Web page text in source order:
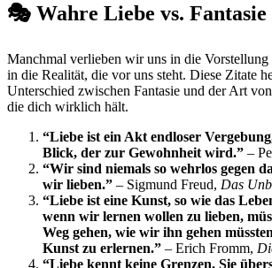
🎭 Wahre Liebe vs. Fantasie
Manchmal verlieben wir uns in die
in die Realität, die vor uns steht. Diese Zitate
Unterschied zwischen Fantasie und der Art
die dich wirklich hält.
“Liebe ist ein Akt endloser
Blick, der zur Gewohnheit wird.” –
“Wir sind niemals so wehrlos gegen
wir lieben.” – Sigmund Freud, Das
“Liebe ist eine Kunst, so wie das
wenn wir lernen wollen zu lieben,
Weg gehen, wie wir ihn gehen
Kunst zu erlernen.” – Erich Fromm,
“Liebe kennt keine Grenzen. Sie